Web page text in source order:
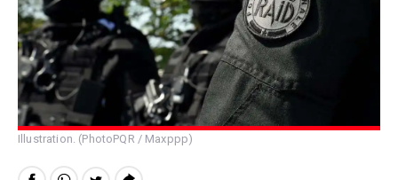
Illustration. (PhotoPQR / Maxppp)